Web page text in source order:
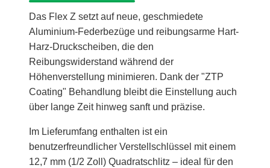
Das Flex Z setzt auf neue, geschmiedete
Aluminium-Federbezüge und reibungsarme Hart-
Harz-Druckscheiben, die den
Reibungswiderstand während der
Höhenverstellung minimieren. Dank der "ZTP
Coating" Behandlung bleibt die Einstellung auch
über lange Zeit hinweg sanft und präzise.
Im Lieferumfang enthalten ist ein
benutzerfreundlicher Verstellschlüssel mit einem
12,7 mm (1/2 Zoll) Quadratschlitz – ideal für den